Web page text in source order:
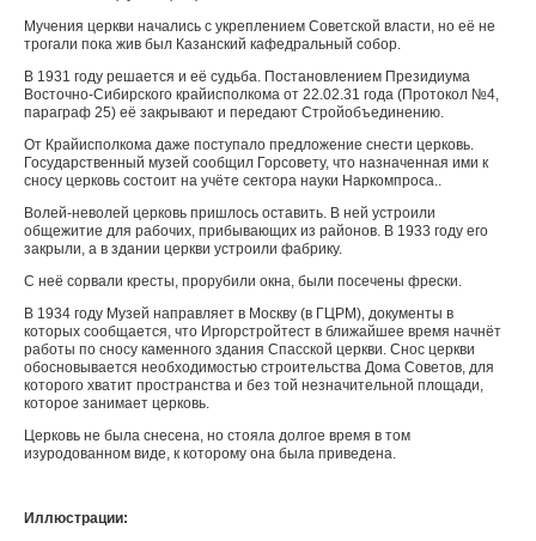
Мучения церкви начались с укреплением Советской власти, но её не
трогали пока жив был Казанский кафедральный собор.
В 1931 году решается и её судьба. Постановлением Президиума
Восточно-Сибирского крайисполкома от 22.02.31 года (Протокол №4,
параграф 25) её закрывают и передают Стройобъединению.
От Крайисполкома даже поступало предложение снести церковь.
Государственный музей сообщил Горсовету, что назначенная ими к
сносу церковь состоит на учёте сектора науки Наркомпроса..
Волей-неволей церковь пришлось оставить. В ней устроили
общежитие для рабочих, прибывающих из районов. В 1933 году его
закрыли, а в здании церкви устроили фабрику.
С неё сорвали кресты, прорубили окна, были посечены фрески.
В 1934 году Музей направляет в Москву (в ГЦРМ), документы в
которых сообщается, что Иргорстройтест в ближайшее время начнёт
работы по сносу каменного здания Спасской церкви. Снос церкви
обосновывается необходимостью строительства Дома Советов, для
которого хватит пространства и без той незначительной площади,
которое занимает церковь.
Церковь не была снесена, но стояла долгое время в том
изуродованном виде, к которому она была приведена.
Иллюстрации: